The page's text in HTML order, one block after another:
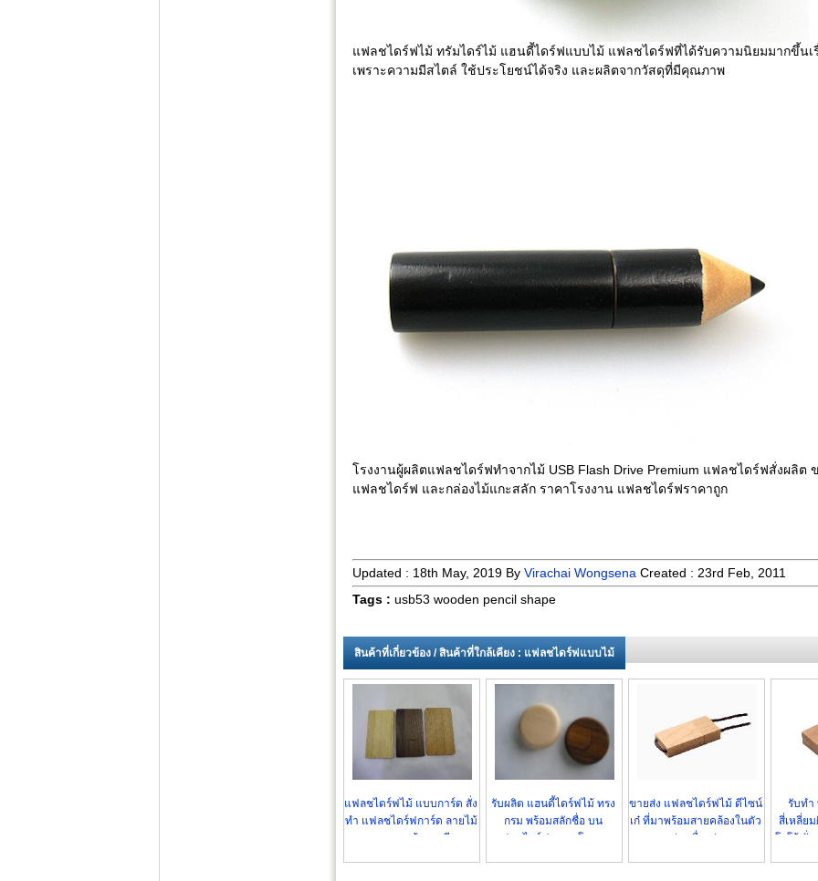
แฟลชไดร์ฟไม้ ทรัมไดร์ไม้ แฮนดี้ไดร์ฟแบบไม้ แฟลชไดร์ฟที่ได้รับความนิยมมากขึ้นเ
เพราะความมีสไตล์ ใช้ประโยชน์ได้จริง และผลิตจากวัสดุที่มีคุณภาพ
โรงงานผู้ผลิตแฟลชไดร์ฟทำจากไม้ USB Flash Drive Premium แฟลชไดร์ฟสั่งผลิต
แฟลชไดร์ฟ และกล่องไม้แกะสลัก ราคาโรงงาน แฟลชไดร์ฟราคาถูก
Updated : 18th May, 2019 By Virachai Wongsena Created : 23rd Feb, 2011
Tags : usb53 wooden pencil shape
สินค้าที่เกี่ยวข้อง / สินค้าที่ใกล้เคียง : แฟลชไดร์ฟแบบไม้
แฟลชไดร์ฟไม้ แบบการ์ด สั่ง
ทำ แฟลชไดร์ฟการ์ด ลายไม้
สวยงาม พร้อมสกรีน
รับผลิต แฮนดี้ไดร์ฟไม้ ทรง
กรม พร้อมสลักชื่อ บน
แฟลชไดร์ฟ ราคาโรงงาน
ขายส่ง แฟลชไดร์ฟไม้ ดีไซน์
เก๋ ที่มาพร้อมสายคล้องในตัว
หมดห่วงเรื่องฝาหาย
รับทำ
สี่เหลี่ย
โลโก้ สั่